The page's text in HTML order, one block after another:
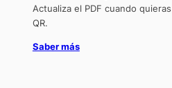
Actualiza el PDF cuando
QR.
Saber más